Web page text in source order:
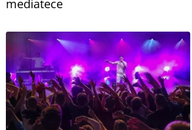
mediatece